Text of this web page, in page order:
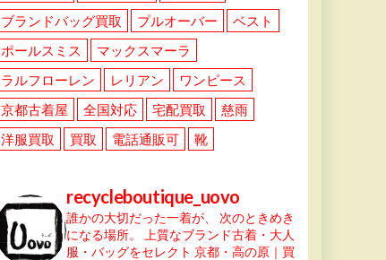
ブランドバッグ買取
プルオーバー
ベスト
ポールスミス
マックスマーラ
ラルフローレン
レリアン
ワンピース
京都古着屋
全国対応 宅配買取
慈雨
洋服買取
買取 電話通販可 靴
recycleboutique_uovo
誰かの大切だった一着が、
次のときめき
になる場所。
上質なブランド古着・大人
服・バッグをセレクト 京都・高の原｜買